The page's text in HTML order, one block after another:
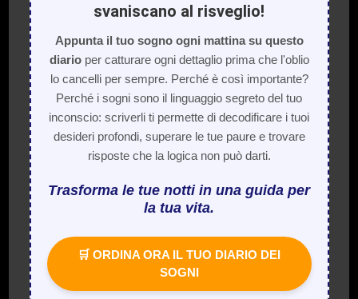
svaniscano al risveglio!
Appunta il tuo sogno ogni mattina su questo
diarioper catturare ogni dettaglio prima che l'oblio
lo cancelli per sempre. Perché è così importante?
Perché i sogni sono il linguaggio segreto del tuo
inconscio: scriverli ti permette di decodificare i tuoi
desideri profondi, superare le tue paure e trovare
risposte che la logica non può darti.
Trasforma le tue notti in una guida per
la tua vita.
🛒 ORDINA ORA IL TUO DIARIO DEI
SOGNI